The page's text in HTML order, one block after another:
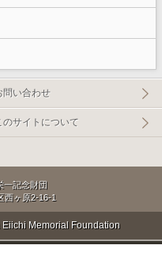
問い合わせ
のサイトについて
一記念財団
西ヶ原2-16-1
Memorial Foundation